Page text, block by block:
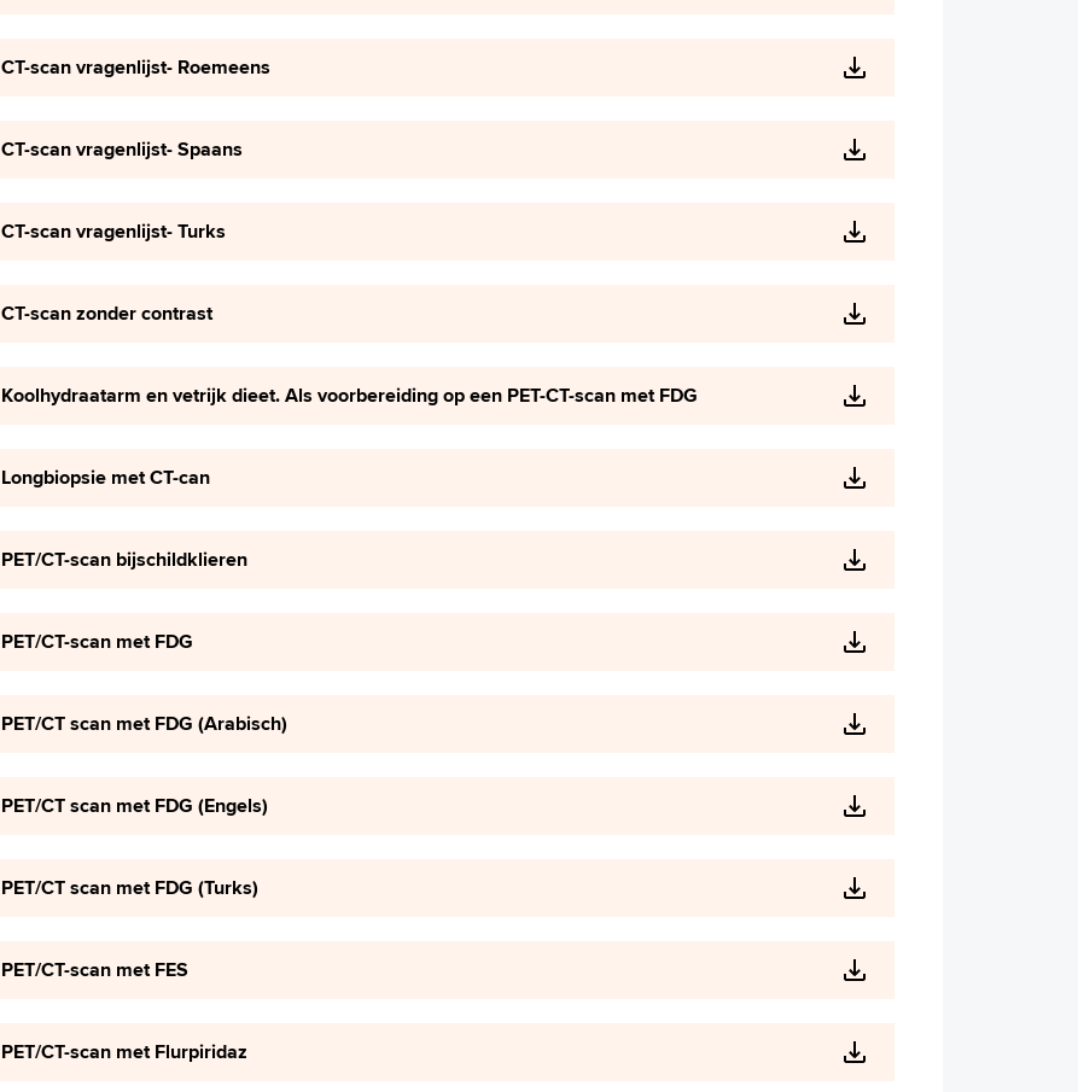
CT-scan vragenlijst- Roemeens
CT-scan vragenlijst- Spaans
CT-scan vragenlijst- Turks
CT-scan zonder contrast
Koolhydraatarm en vetrijk dieet. Als voorbereiding op een PET-CT-scan met FDG
Longbiopsie met CT-can
PET/CT-scan bijschildklieren
PET/CT-scan met FDG
PET/CT scan met FDG (Arabisch)
PET/CT scan met FDG (Engels)
PET/CT scan met FDG (Turks)
PET/CT-scan met FES
PET/CT-scan met Flurpiridaz